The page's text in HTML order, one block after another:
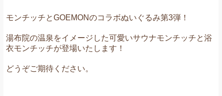
モンチッチとGOEMONのコラボぬいぐるみ第3弾！
湯布院の温泉をイメージした可愛いサウナモンチッチと浴
衣モンチッチが登場いたします！
どうぞご期待ください。